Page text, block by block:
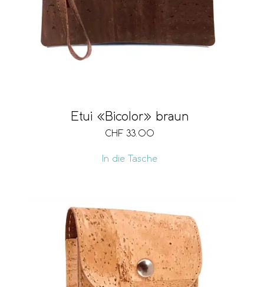
Etui «Bicolor» braun
CHF 33.00
In die Tasche